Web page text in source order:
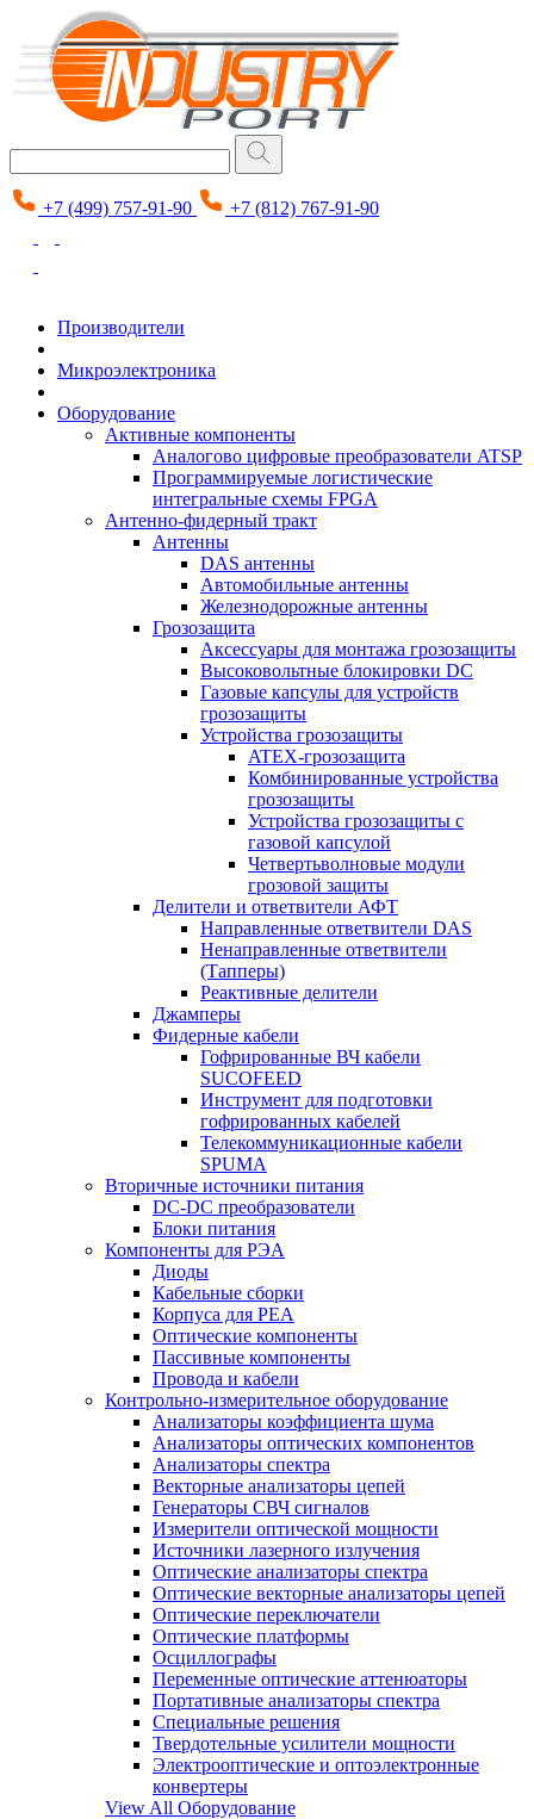
+7 (499) 757-91-90 +7 (812) 767-91-90
Производители
Микроэлектроника
Оборудование
Активные компоненты
Аналогово цифровые преобразователи ATSP
Программируемые логистические
интегральные схемы FPGA
Антенно-фидерный тракт
Антенны
DAS антенны
Автомобильные антенны
Железнодорожные антенны
Грозозащита
Аксессуары для монтажа грозозащиты
Высоковольтные блокировки DC
Газовые капсулы для устройств
грозозащиты
Устройства грозозащиты
ATEX-грозозащита
Комбинированные устройства
грозозащиты
Устройства грозозащиты с
газовой капсулой
Четвертьволновые модули
грозовой защиты
Делители и ответвители АФТ
Направленные ответвители DAS
Ненаправленные ответвители
(Тапперы)
Реактивные делители
Джамперы
Фидерные кабели
Гофрированные ВЧ кабели
SUCOFEED
Инструмент для подготовки
гофрированных кабелей
Телекоммуникационные кабели
SPUMA
Вторичные источники питания
DC-DC преобразователи
Блоки питания
Компоненты для РЭА
Диоды
Кабельные сборки
Корпуса для РЕА
Оптические компоненты
Пассивные компоненты
Провода и кабели
Контрольно-измерительное оборудование
Анализаторы коэффициента шума
Анализаторы оптических компонентов
Анализаторы спектра
Векторные анализаторы цепей
Генераторы СВЧ сигналов
Измерители оптической мощности
Источники лазерного излучения
Оптические анализаторы спектра
Оптические векторные анализаторы цепей
Оптические переключатели
Оптические платформы
Осциллографы
Переменные оптические аттенюаторы
Портативные анализаторы спектра
Специальные решения
Твердотельные усилители мощности
Электрооптические и оптоэлектронные
конвертеры
View All Оборудование